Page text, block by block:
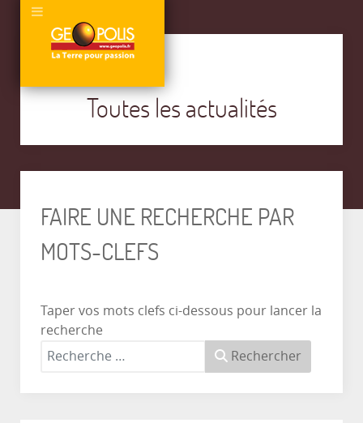
Toutes les actualités
FAIRE UNE RECHERCHE PAR
MOTS-CLEFS
Taper vos mots clefs ci-dessous pour lancer la
recherche
Rechercher